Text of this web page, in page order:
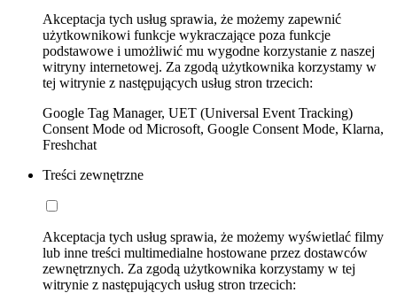
Akceptacja tych usług sprawia, że możemy zapewnić
użytkownikowi funkcje wykraczające poza funkcje
podstawowe i umożliwić mu wygodne korzystanie z naszej
witryny internetowej. Za zgodą użytkownika korzystamy w
tej witrynie z następujących usług stron trzecich:
Google Tag Manager, UET (Universal Event Tracking)
Consent Mode od Microsoft, Google Consent Mode, Klarna,
Freshchat
Treści zewnętrzne
Akceptacja tych usług sprawia, że możemy wyświetlać filmy
lub inne treści multimedialne hostowane przez dostawców
zewnętrznych. Za zgodą użytkownika korzystamy w tej
witrynie z następujących usług stron trzecich: